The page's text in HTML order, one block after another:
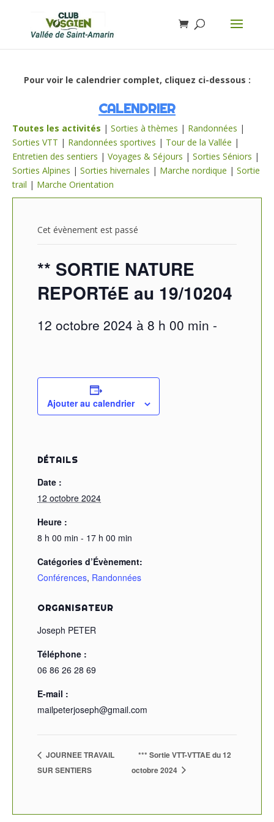
Pour voir le calendrier complet, cliquez ci-dessous :
CALENDRIER
Toutes les activités | Sorties à thèmes | Randonnées |
Sorties VTT | Randonnées sportives | Tour de la Vallée |
Entretien des sentiers | Voyages & Séjours | Sorties Séniors |
Sorties Alpines | Sorties hivernales | Marche nordique | Sortie
trail | Marche Orientation
Cet évènement est passé
** SORTIE NATURE
REPORTéE au 19/10204
12 octobre 2024 à 8 h 00 min -
Ajouter au calendrier
DÉTAILS
Date :
12 octobre 2024
Heure :
8 h 00 min - 17 h 00 min
Catégories d’Évènement:
Conférences, Randonnées
ORGANISATEUR
Joseph PETER
Téléphone :
06 86 26 28 69
E-mail :
mailpeterjoseph@gmail.com
JOURNEE TRAVAIL
SUR SENTIERS
*** Sortie VTT-VTTAE du 12
octobre 2024